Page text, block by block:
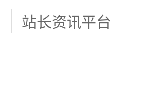
站长资讯平台